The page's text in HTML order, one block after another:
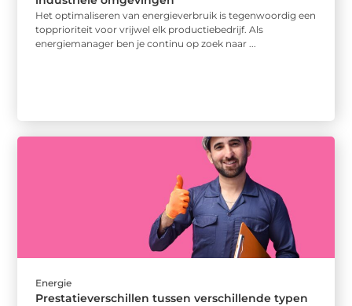
Het optimaliseren van energieverbruik is tegenwoordig een
topprioriteit voor vrijwel elk productiebedrijf. Als
energiemanager ben je continu op zoek naar ...
Energie
Prestatieverschillen tussen verschillende typen